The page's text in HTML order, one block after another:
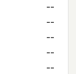
--
--
--
--
--